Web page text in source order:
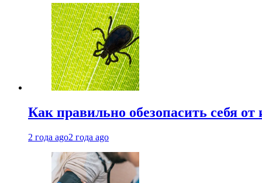
Как правильно обезопасить себя
2 года ago2 года ago